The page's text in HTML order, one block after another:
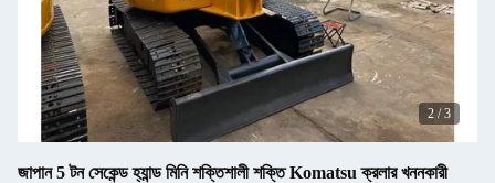
2 /3
জাপান 5 টন সেকেন্ড হ্যান্ড মিনি শক্তিশালী শক্তি Komatsu ক্রলার খননকারী